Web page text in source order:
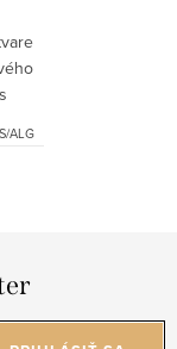
ALG